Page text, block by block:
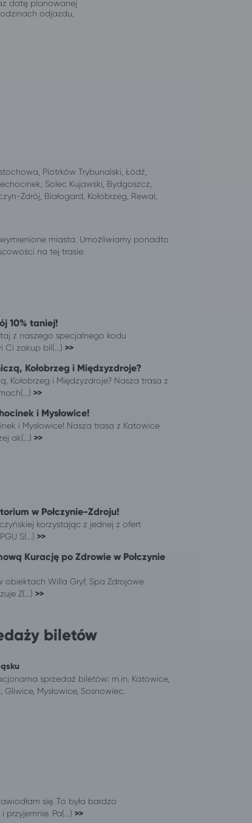
datę planowanej
odjazdu,
Piotrków Trybunalski, Łódź,
Solec Kujawski, Bydgoszcz,
Zdrój, Białogard, Kołobrzeg, Rewal,
miasta. Umożliwiamy ponadto
na tej trasie.
10% taniej!
z naszego specjalnego kodu
Ci zakup bil(...) >>
Kołobrzeg i Międzyzdroje?
Kołobrzeg i Międzyzdroje? Nasza trasa z
>>
i Mysłowice!
i Mysłowice! Nasza trasa z Katowice
ak(...) >>
w Połczynie-Zdroju!
korzystając z jednej z ofert
S(...) >>
Kurację po Zdrowie w Połczynie
obiektach Willa Gryf, Spa Zdrojowe
Z(...) >>
biletów
sprzedaż biletów: m.in. Katowice,
Mysłowice, Sosnowiec.
się. To była bardzo
Pa(...) >>